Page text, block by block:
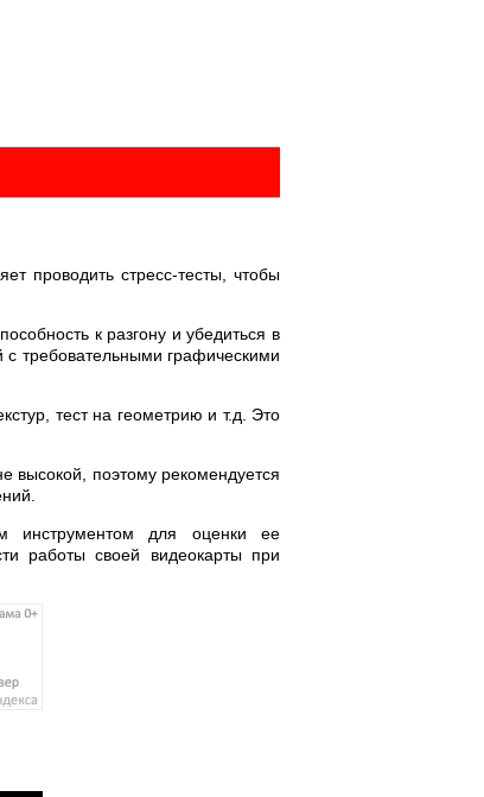
проводить стресс-тесты, чтобы
к разгону и убедиться в
требовательными графическими
тест на геометрию и т.д. Это
высокой, поэтому рекомендуется
инструментом для оценки ее
работы своей видеокарты при